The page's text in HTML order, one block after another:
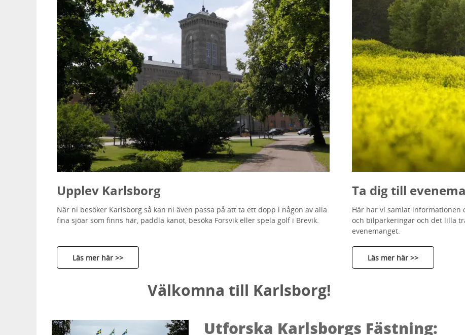
Upplev Karlsborg
När ni besöker Karlsborg så kan ni även passa på att ta ett dopp i någon av alla
fina sjöar som finns här, paddla kanot, besöka Forsvik eller spela golf i Brevik.
Läs mer här >>
Ta dig till
Här har vi samlat informationen
och bilparkeringar och det lilla
evenemanget.
Läs mer här >>
Välkomna till Karlsborg!
Utforska Karlsborgs Fästning: